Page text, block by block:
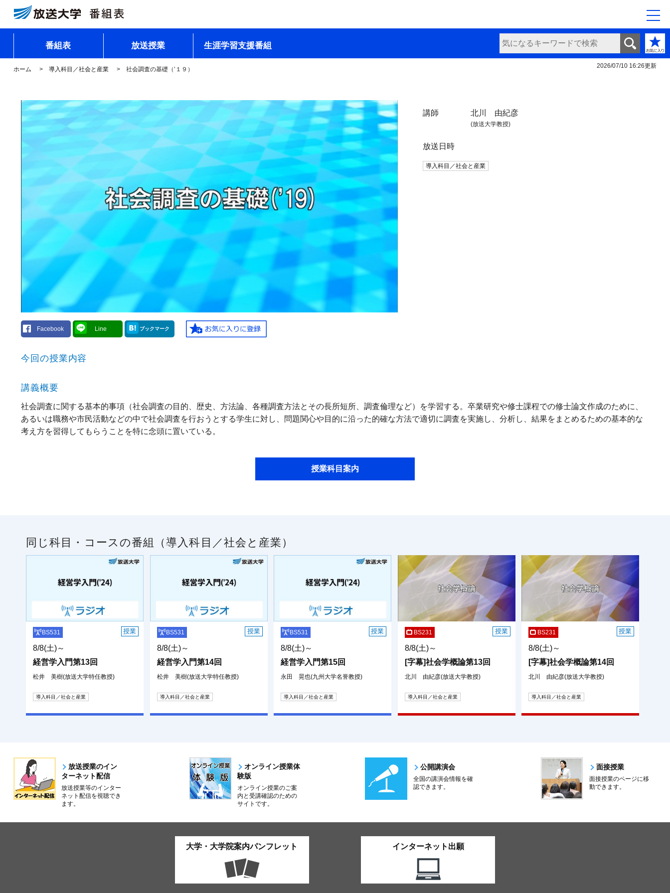
番組表 放送授業 生涯学習支援番組
2026/07/10 16:26更新
ホーム 導入科目／社会と産業 社会調査の基礎（’１９）
講師 北川 由紀彦
(放送大学教授)
放送日時
導入科目／社会と産業
Facebook Line ブックマーク
今回の授業内容
講義概要
社会調査に関する基本的事項（社会調査の目的、歴史、方法論、各種調査方法とその長所短所、調査倫理など）を学習する。卒業研究や修士課程での修士論文作成のために、
あるいは職務や市民活動などの中で社会調査を行おうとする学生に対し、問題関心や目的に沿った的確な方法で適切に調査を実施し、分析し、結果をまとめるための基本的な
考え方を習得してもらうことを特に念頭に置いている。
授業科目案内
同じ科目・コースの番組（導入科目／社会と産業）
BS531 授業
8/8(土)～
経営学入門第13回
松井 美樹(放送大学特任教授)
導入科目／社会と産業
BS531 授業
8/8(土)～
経営学入門第14回
松井 美樹(放送大学特任教授)
導入科目／社会と産業
BS531 授業
8/8(土)～
経営学入門第15回
永田 晃也(九州大学名誉教授)
導入科目／社会と産業
BS231 授業
8/8(土)～
[字幕]社会学概論第13回
北川 由紀彦(放送大学教授)
導入科目／社会と産業
BS231 授業
8/8(土)～
[字幕]社会学概論第14回
北川 由紀彦(放送大学教授)
導入科目／社会と産業
放送授業のイン
ターネット配信
放送授業等のインター
ネット配信を視聴でき
ます。
オンライン授業体
験版
オンライン授業のご案
内と受講確認のための
サイトです。
公開講演会
全国の講演会情報を確
認できます。
面接授業
面接授業のページに移
動できます。
大学・大学院案内パンフレット インターネット出願